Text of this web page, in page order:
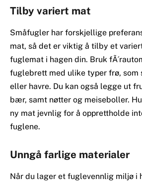
Tilby variert mat
Småfugler har forskjellige
mat, så det er viktig å tilby et
fuglemat i hagen din. Bruk
fuglebrett med ulike typer frø, som
eller havre. Du kan også legge ut
bær, samt nøtter og meiseboller.
ny mat jevnlig for å opprettholde
fuglene.
Unngå farlige materialer
Når du lager et fuglevennlig miljø i